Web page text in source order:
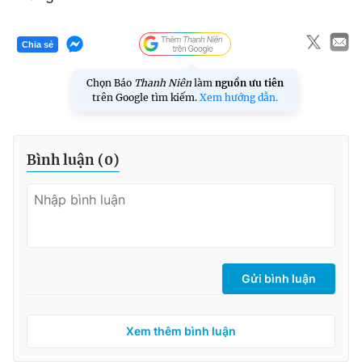
Chia sẻ
Chọn Báo Thanh Niên làm nguồn ưu tiên
trên Google tìm kiếm. Xem hướng dẫn.
Bình luận (0)
Gửi bình luận
Xem thêm bình luận